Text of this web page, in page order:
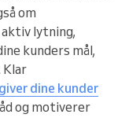
om
lytning,
kunders mål,
Klar
giver dine kunder
og motiverer